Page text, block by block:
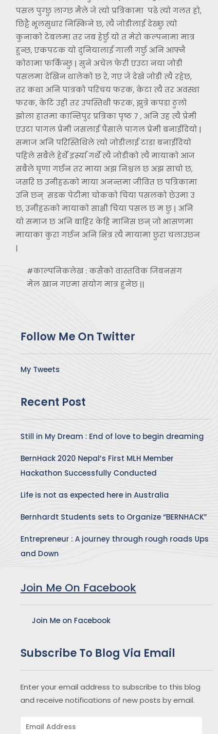
पसल पुग्छु लाग्छ मैले जे त्यो प्रत्रिकामा पढे त्यो गलत हो,
छिट्टै भूलसुधार निस्किने छ, त्यै जोडीलाई देख्छु त्यो
कुनाको टेबलमा तर जब हेर्छु यो त मेरो कल्पनामा मात्र
हुन्छ, एकपटक यो दुनियालाई गाली गर्छु अनि आफ्नै
कोठामा फर्किन्छु | सुने अचेल फेरी एउटा नया जोडी
पसलमा देखिन थालेको छ रे, गए जे देखे जोडी त्यै रहेछ,
तर कथा अनि पात्रको परिचय फरक, केटा त्यै तर अवस्था
फरक, केटि उही तर उपस्तिथी फरक, झुत्रे कपडा ठुलो
झोला हातमा कान्तिपुर प्रत्रिका पृष्ठ ७ , अनि उह त्यै प्रेमी
एउटा पागल प्रेमी जसलाई पैसाले पागल प्रेमी बनाईदियो |
समाज अनि परिस्तिथिले त्यो जोडीलाई टाडा बनाईदियो
पहिले सबैले हेर्थे इर्स्या गर्थे त्यै जोडीको त्यै मायाको आज
सबैले घृणा गर्छन तर माया अझ निश्चल छ अझ साचो छ,
जसरि छ उनीहरुको माया अनन्तमा जीवित छ पत्रिकामा
उनि छन् सडक पेटीमा चोकको चिया पसलको छेउमा उ
छ, उनीहरुको मायाको साक्षी चिया पसल छ म छु | अनि
यो समाज छ अनि बाहिर केहि मानिस छन् जो भासणमा
मायाका कुरा गर्छन अनि भित्र त्यै मायामा छुरा चलाउछन
|
#काल्पनिकलेख : कसैको वास्तविक जिबनसंग
मेल खान गएमा संयोग मात्र हुनेछ ||
Follow Me On Twitter
My Tweets
Recent Post
Still in My Dream : End of love to begin dreaming
BernHack 2020 Nepal’s First MLH Member
Hackathon Successfully Conducted
Life is not as expected here in Australia
Bernhardt Students sets to Organize “BERNHACK”
Entrepreneur : A journey through rough roads Ups
and Down
Join Me On Facebook
Join Me on Facebook
Subscribe To Blog Via Email
Enter your email address to subscribe to this blog
and receive notifications of new posts by email.
Email